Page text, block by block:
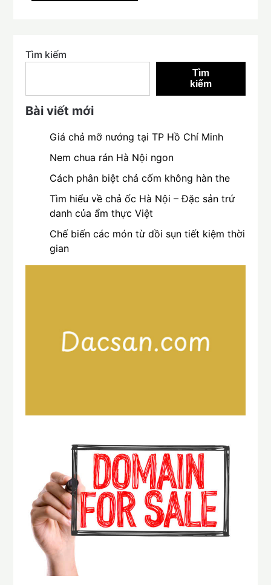
Tìm kiếm
Tìm
kiếm
Bài viết mới
Giá chả mỡ nướng tại TP Hồ Chí Minh
Nem chua rán Hà Nội ngon
Cách phân biệt chả cốm không hàn the
Tìm hiểu về chả ốc Hà Nội – Đặc sản trứ
danh của ẩm thực Việt
Chế biến các món từ dồi sụn tiết kiệm thời
gian